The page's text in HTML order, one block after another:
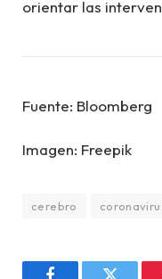
orientar las
Fuente: Bloomberg
Imagen: Freepik
cerebro